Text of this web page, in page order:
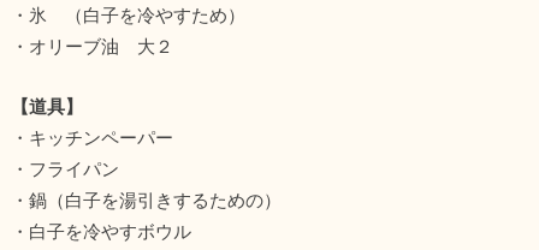
・氷 （白子を冷やすため）
・オリーブ油 大２
【道具】
・キッチンペーパー
・フライパン
・鍋（白子を湯引きするための）
・白子を冷やすボウル